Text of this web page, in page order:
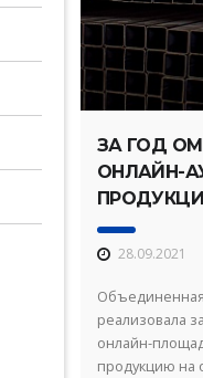
ЗА ГОД
ОНЛАЙН-
160 МЛН
28.09.2021
Объединенная
реализовала
онлайн-
продукцию на